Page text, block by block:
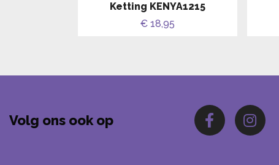
Ketting KENYA1215
€ 18,95
Volg ons ook op